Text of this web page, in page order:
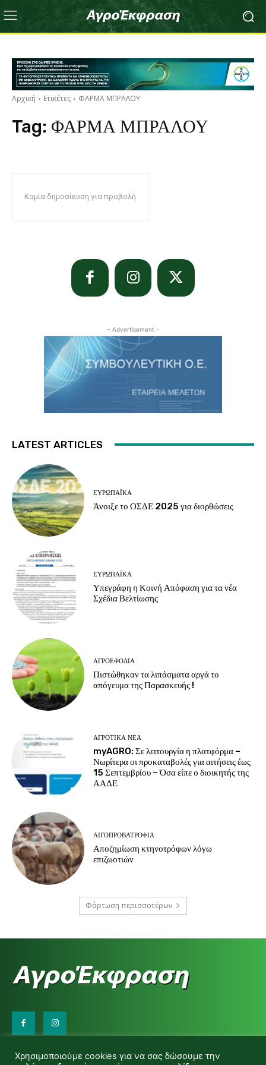
Αρχική Ετικέτες ΦΑΡΜΑ ΜΠΡΑΛΟΥ
Tag: ΦΑΡΜΑ ΜΠΡΑΛΟΥ
Καμία δημοσίευση για προβολή
- Advertisement -
LATEST ARTICLES
ΕΥΡΩΠΑΪΚΆ
Άνοιξε το ΟΣΔΕ 2025 για διορθώσεις
ΕΥΡΩΠΑΪΚΆ
Υπεγράφη η Κοινή Απόφαση για τα νέα
Σχέδια Βελτίωσης
ΑΓΡΟΕΦΌΔΙΑ
Πιστώθηκαν τα λιπάσματα αργά το
απόγευμα της Παρασκευής !
ΑΓΡΟΤΙΚΆ ΝΈΑ
myAGRO: Σε λειτουργία η πλατφόρμα –
Νωρίτερα οι προκαταβολές για αιτήσεις έως
15 Σεπτεμβρίου – Όσα είπε ο διοικητής της
ΑΑΔΕ
ΑΙΓΟΠΡΟΒΑΤΡΟΦΊΑ
Αποζημίωση κτηνοτρόφων λόγω
επιζωοτιών
Φόρτωση περισσοτέρων
d.makas@yahoo.gr
Χρησιμοποιούμε cookies για να σας δώσουμε την